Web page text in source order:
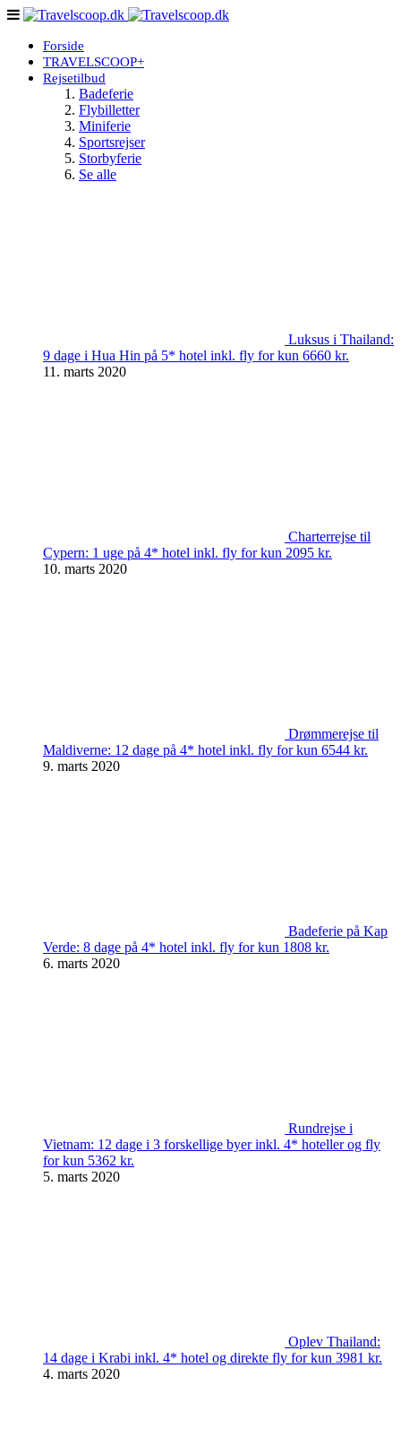
Forside
TRAVELSCOOP+
Rejsetilbud
Badeferie
Flybilletter
Miniferie
Sportsrejser
Storbyferie
Se alle
Luksus i Thailand:
9 dage i Hua Hin på 5* hotel inkl. fly for kun 6660 kr.
11. marts 2020
Charterrejse til
Cypern: 1 uge på 4* hotel inkl. fly for kun 2095 kr.
10. marts 2020
Drømmerejse til
Maldiverne: 12 dage på 4* hotel inkl. fly for kun 6544 kr.
9. marts 2020
Badeferie på Kap
Verde: 8 dage på 4* hotel inkl. fly for kun 1808 kr.
6. marts 2020
Rundrejse i
Vietnam: 12 dage i 3 forskellige byer inkl. 4* hoteller og fly
for kun 5362 kr.
5. marts 2020
Oplev Thailand:
14 dage i Krabi inkl. 4* hotel og direkte fly for kun 3981 kr.
4. marts 2020